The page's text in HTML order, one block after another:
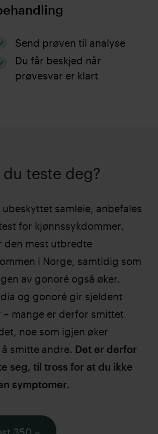
Send prøven til analyse
Du får beskjed når
prøvesvar er klart
du teste deg?
samleie, anbefales
for kjønnssykdommer.
den mest utbredte
i Norge, samtidig som
av gonoré også øker.
og gonoré gir sjeldent
mange er derfor smittet
noe som igjen øker
smitte andre. Det er derfor
seg, til tross for at du ikke
symptomer.